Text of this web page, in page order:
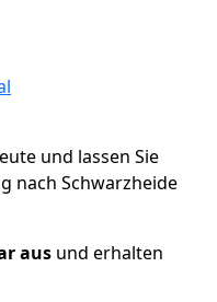
und lassen Sie
nach Schwarzheide
aus und erhalten